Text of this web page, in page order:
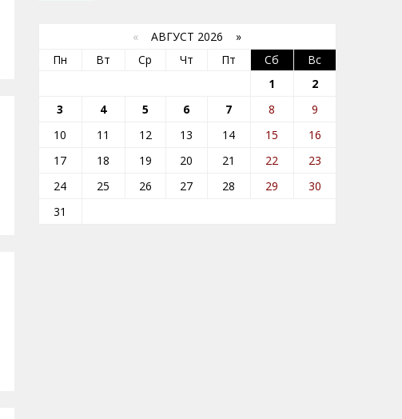
« АВГУСТ 2026 »
Пн
Вт Ср Чт Пт Сб
Вс
1
2
3
4 5 6 7 8
9
10
11 12 13 14 15
16
17
18 19 20 21 22
23
24
25 26 27 28 29
30
31